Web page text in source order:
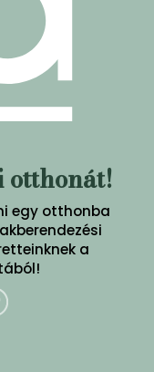
otthonát!
egy otthonba
a